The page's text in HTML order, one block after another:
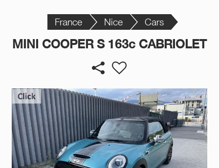
France Nice Cars
MINI COOPER S 163c CABRIOLET